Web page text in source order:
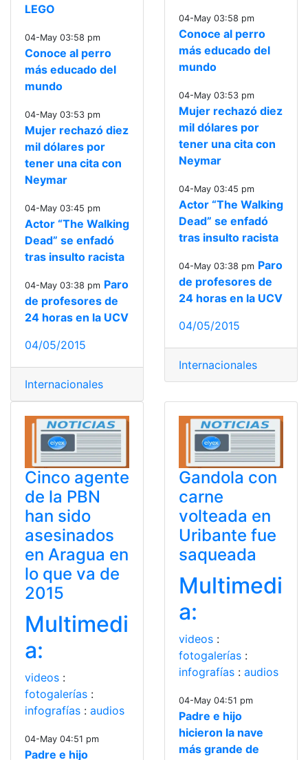
LEGO
04-May 03:58 pm
Conoce al perro
más educado del
mundo
04-May 03:53 pm
Mujer rechazó diez
mil dólares por
tener una cita con
Neymar
04-May 03:45 pm
Actor “The Walking
Dead” se enfadó
tras insulto racista
04-May 03:38 pm Paro
de profesores de
24 horas en la UCV
04/05/2015
Internacionales
04-May 03:58 pm
Conoce al perro
más educado del
mundo
04-May 03:53 pm
Mujer rechazó diez
mil dólares por
tener una cita con
Neymar
04-May 03:45 pm
Actor “The Walking
Dead” se enfadó
tras insulto racista
04-May 03:38 pm Paro
de profesores de
24 horas en la UCV
04/05/2015
Internacionales
Cinco agente
de la PBN
han sido
asesinados
en Aragua en
lo que va de
2015
Multimedi
a:
videos :
fotogalerías :
infografías : audios
04-May 04:51 pm
Padre e hijo
Gandola con
carne
volteada en
Uribante fue
saqueada
Multimedi
a:
videos :
fotogalerías :
infografías : audios
04-May 04:51 pm
Padre e hijo
hicieron la nave
más grande de